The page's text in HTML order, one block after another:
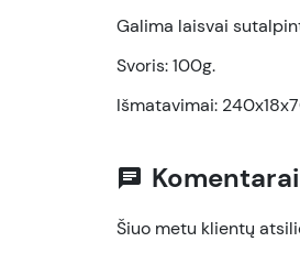
Galima laisvai
Svoris: 100g.
Išmatavimai:
chat
Šiuo metu klientų